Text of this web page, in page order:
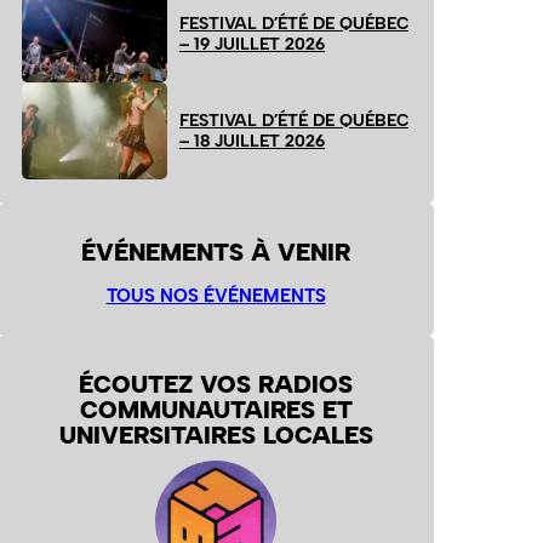
FESTIVAL D’ÉTÉ DE QUÉBEC
– 19 JUILLET 2026
FESTIVAL D’ÉTÉ DE QUÉBEC
– 18 JUILLET 2026
ÉVÉNEMENTS À VENIR
TOUS NOS ÉVÉNEMENTS
ÉCOUTEZ VOS RADIOS
COMMUNAUTAIRES ET
UNIVERSITAIRES LOCALES